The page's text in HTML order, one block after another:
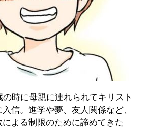
の時に母親に連れられてキリスト
信。進学や夢、友人関係など、
よる制限のために諦めてきた